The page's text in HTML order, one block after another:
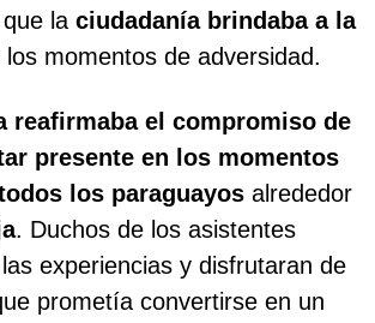
que la ciudadanía brindaba a la
los momentos de adversidad.
reafirmaba el compromiso de
presente en los momentos
los paraguayos alrededor
. Duchos de los asistentes
experiencias y disfrutaran de
prometía convertirse en un